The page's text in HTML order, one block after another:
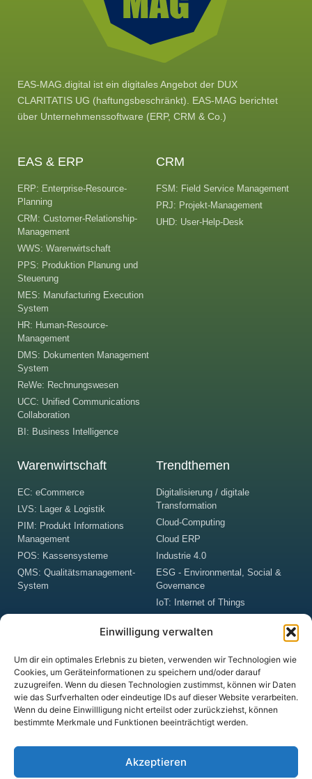
Einwilligung verwalten
Um dir ein optimales Erlebnis zu bieten, verwenden wir Technologien wie
Cookies, um Geräteinformationen zu speichern und/oder darauf
zuzugreifen. Wenn du diesen Technologien zustimmst, können wir Daten
wie das Surfverhalten oder eindeutige IDs auf dieser Website verarbeiten.
Wenn du deine Einwillligung nicht erteilst oder zurückziehst, können
bestimmte Merkmale und Funktionen beeinträchtigt werden.
Akzeptieren
EAS-MAG.digital ist ein digitales Angebot der DUX
CLARITATIS UG (haftungsbeschränkt). EAS-MAG berichtet
über Unternehmenssoftware (ERP, CRM & Co.)
EAS & ERP
ERP: Enterprise-Resource-
Planning
CRM: Customer-Relationship-
Management
WWS: Warenwirtschaft
PPS: Produktion Planung und
Steuerung
MES: Manufacturing Execution
System
HR: Human-Resource-
Management
DMS: Dokumenten Management
System
ReWe: Rechnungswesen
UCC: Unified Communications
Collaboration
BI: Business Intelligence
CRM
FSM: Field Service Management
PRJ: Projekt-Management
UHD: User-Help-Desk
Warenwirtschaft
EC: eCommerce
LVS: Lager & Logistik
PIM: Produkt Informations
Management
POS: Kassensysteme
QMS: Qualitätsmanagement-
System
Trendthemen
Digitalisierung / digitale
Transformation
Cloud-Computing
Cloud ERP
Industrie 4.0
ESG - Environmental, Social &
Governance
IoT: Internet of Things
RPA: Robotic Process Automation
Blockchain
DSGVO: Datenschutzgrund-
Verordnung
Digital Business Security